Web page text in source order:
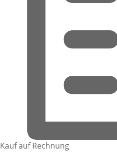
Kauf auf Rechnung